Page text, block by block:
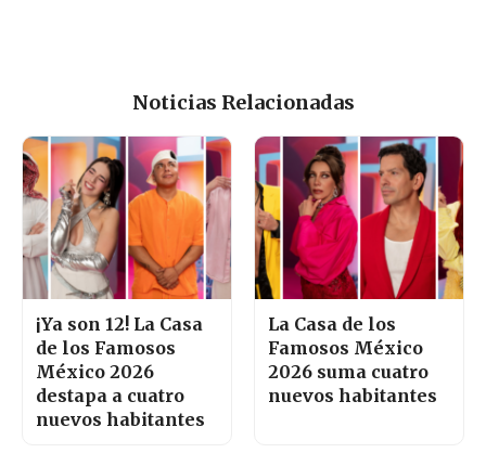
Noticias Relacionadas
¡Ya son 12! La Casa
de los Famosos
México 2026
destapa a cuatro
nuevos habitantes
La Casa de los
Famosos México
2026 suma cuatro
nuevos habitantes